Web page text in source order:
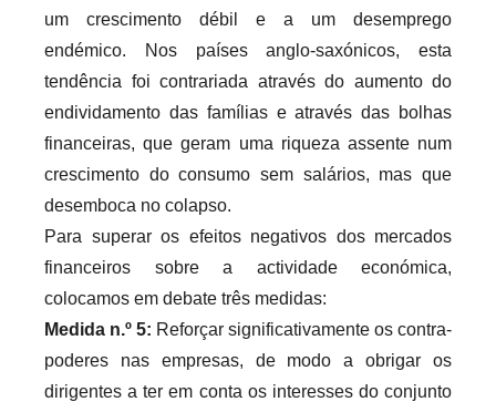
um crescimento débil e a um desemprego
endémico. Nos países anglo-saxónicos, esta
tendência foi contrariada através do aumento do
endividamento das famílias e através das bolhas
financeiras, que geram uma riqueza assente num
crescimento do consumo sem salários, mas que
desemboca no colapso.
Para superar os efeitos negativos dos mercados
financeiros sobre a actividade económica,
colocamos em debate três medidas:
Medida n.º 5: Reforçar significativamente os contra-
poderes nas empresas, de modo a obrigar os
dirigentes a ter em conta os interesses do conjunto